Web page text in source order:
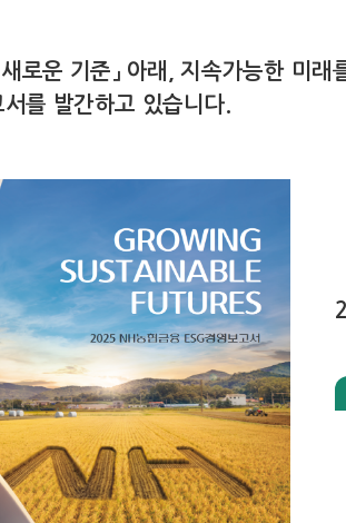
새로운 기준」 아래, 지속가능한 미
서를 발간하고 있습니다.